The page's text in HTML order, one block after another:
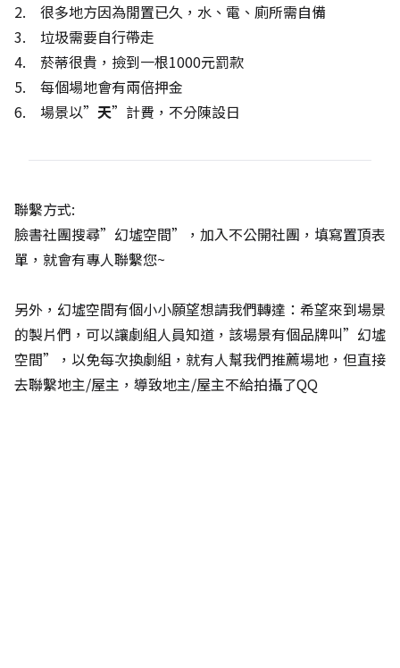
2. 很多地方因為閒置已久，水、電、廁所需自備
3. 垃圾需要自行帶走
4. 菸蒂很貴，撿到一根1000元罰款
5. 每個場地會有兩倍押金
6. 場景以” 天”計費，不分陳設日
聯繫方式:
臉書社團搜尋”幻墟空間”，加入不公開社團，填寫置頂表
單，就會有專人聯繫您~
另外，幻墟空間有個小小願望想請我們轉達：希望來到場景
的製片們，可以讓劇組人員知道，該場景有個品牌叫”幻墟
空間”，以免每次換劇組，就有人幫我們推薦場地，但直接
去聯繫地主/屋主，導致地主/屋主不給拍攝了QQ